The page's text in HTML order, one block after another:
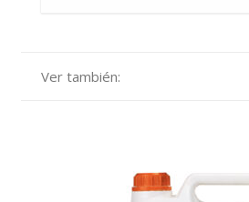
Ver también: